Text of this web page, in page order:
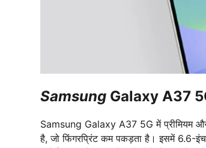
Samsung Galaxy A37
Samsung Galaxy A37 5G में प्रीमियम
है, जो फिंगरप्रिंट कम पकड़ता है। इसमें 6.6-